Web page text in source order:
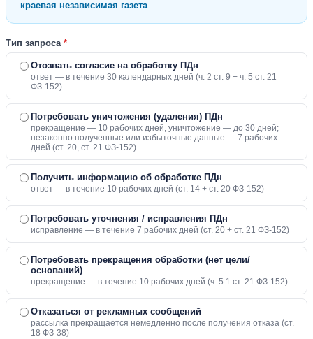
краевая независимая газета.
Тип запроса *
Отозвать согласие на обработку ПДн
ответ — в течение 30 календарных дней (ч. 2 ст. 9 + ч. 5 ст. 21
ФЗ-152)
Потребовать уничтожения (удаления) ПДн
прекращение — 10 рабочих дней, уничтожение — до 30 дней;
незаконно полученные или избыточные данные — 7 рабочих
дней (ст. 20, ст. 21 ФЗ-152)
Получить информацию об обработке ПДн
ответ — в течение 10 рабочих дней (ст. 14 + ст. 20 ФЗ-152)
Потребовать уточнения / исправления ПДн
исправление — в течение 7 рабочих дней (ст. 20 + ст. 21 ФЗ-152)
Потребовать прекращения обработки (нет цели/
оснований)
прекращение — в течение 10 рабочих дней (ч. 5.1 ст. 21 ФЗ-152)
Отказаться от рекламных сообщений
рассылка прекращается немедленно после получения отказа (ст.
18 ФЗ-38)